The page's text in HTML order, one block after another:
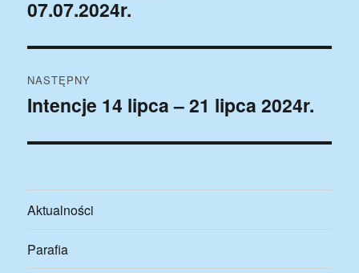
wpis:
07.07.2024r.
NASTĘPNY
Następny
Intencje 14 lipca – 21 lipca 2024r.
Aktualności
Parafia